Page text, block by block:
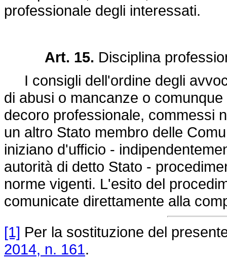
professionale degli interessati.
Art. 15. Disciplina
I consigli dell'ordine degli
di abusi o mancanze o
decoro professionale, commessi
un altro Stato membro delle
iniziano d'ufficio -
autorità di detto Stato -
norme vigenti. L'esito del
comunicate direttamente alla
[1] Per la sostituzione del
2014, n. 161.